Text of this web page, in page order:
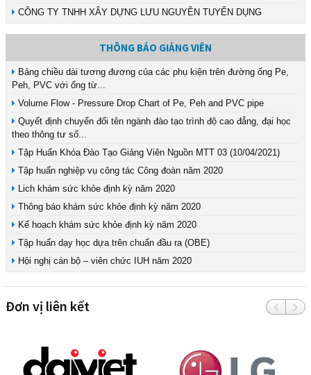
CÔNG TY TNHH XÂY DỰNG LƯU NGUYÊN TUYỂN DỤNG
THÔNG BÁO GIẢNG VIÊN
Bảng chiều dài tương đương của các phụ kiện trên đường ống Pe,
Peh, PVC với ống từ...
Volume Flow - Pressure Drop Chart of Pe, Peh and PVC pipe
Quyết định chuyển đổi tên ngành đào tạo trình độ cao đẳng, đại học
theo thông tư số...
Tập Huấn Khóa Đào Tạo Giảng Viên Nguồn MTT 03 (10/04/2021)
Tập huấn nghiệp vụ công tác Công đoàn năm 2020
Lich khám sức khỏe định kỳ năm 2020
Thông báo khám sức khỏe định kỳ năm 2020
Kế hoạch khám sức khỏe định kỳ năm 2020
Tập huấn dạy học dựa trên chuẩn đầu ra (OBE)
Hội nghị cán bộ – viên chức IUH năm 2020
Đơn vị liên kết